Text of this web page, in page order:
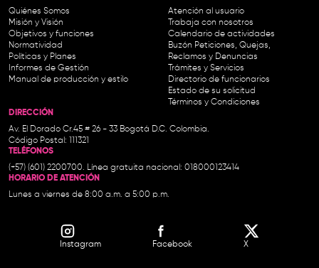
Quiénes Somos
Misión y Visión
Objetivos y funciones
Normatividad
Políticas y Planes
Informes de Gestión
Manual de producción y estilo
Atención al usuario
Trabaja con nosotros
Calendario de actividades
Buzón Peticiones, Quejas,
Reclamos y Denuncias
Trámites y Servicios
Directorio de funcionarios
Estado de su solicitud
Términos y Condiciones
DIRECCIÓN
Av. El Dorado Cr.45 # 26 - 33 Bogotá D.C. Colombia.
Código Postal: 111321
TELÉFONOS
(+57) (601) 2200700. Línea gratuita nacional: 018000123414
HORARIO DE ATENCIÓN
Lunes a viernes de 8:00 a.m. a 5:00 p.m.
Instagram Facebook X